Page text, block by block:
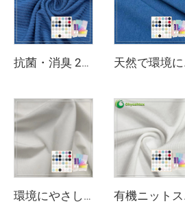
抗菌・消臭 200gsm 竹95% スパンデックス5% 3×3 リブ生地 身体を引き締める下着に適しています 天然で環境にやさ
環境にやさしいバンブー・ソロナ・シーセル・スパンデックス シングルジャージ生地 抗菌 吸湿性 通気性 アパレル用 有機ニットストレ